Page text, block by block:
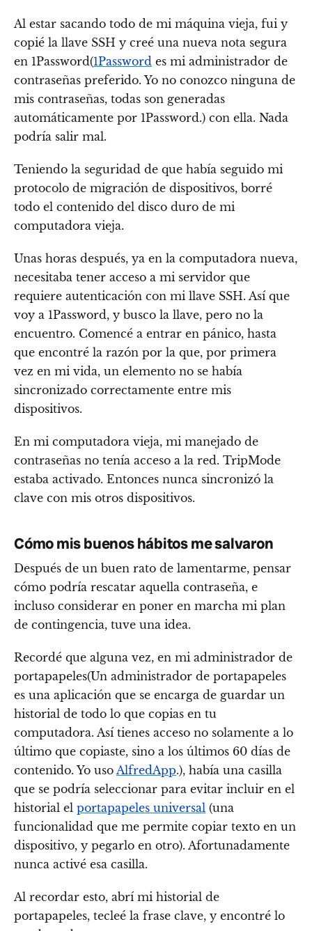
Al estar sacando todo de mi máquina vieja, fui y
copié la llave SSH y creé una nueva nota segura
en 1Password(1Password es mi administrador de
contraseñas preferido. Yo no conozco ninguna de
mis contraseñas, todas son generadas
automáticamente por 1Password.) con ella. Nada
podría salir mal.
Teniendo la seguridad de que había seguido mi
protocolo de migración de dispositivos, borré
todo el contenido del disco duro de mi
computadora vieja.
Unas horas después, ya en la computadora nueva,
necesitaba tener acceso a mi servidor que
requiere autenticación con mi llave SSH. Así que
voy a 1Password, y busco la llave, pero no la
encuentro. Comencé a entrar en pánico, hasta
que encontré la razón por la que, por primera
vez en mi vida, un elemento no se había
sincronizado correctamente entre mis
dispositivos.
En mi computadora vieja, mi manejado de
contraseñas no tenía acceso a la red. TripMode
estaba activado. Entonces nunca sincronizó la
clave con mis otros dispositivos.
Cómo mis buenos hábitos me salvaron
Después de un buen rato de lamentarme, pensar
cómo podría rescatar aquella contraseña, e
incluso considerar en poner en marcha mi plan
de contingencia, tuve una idea.
Recordé que alguna vez, en mi administrador de
portapapeles(Un administrador de portapapeles
es una aplicación que se encarga de guardar un
historial de todo lo que copias en tu
computadora. Así tienes acceso no solamente a lo
último que copiaste, sino a los últimos 60 días de
contenido. Yo uso AlfredApp.), había una casilla
que se podría seleccionar para evitar incluir en el
historial el portapapeles universal (una
funcionalidad que me permite copiar texto en un
dispositivo, y pegarlo en otro). Afortunadamente
nunca activé esa casilla.
Al recordar esto, abrí mi historial de
portapapeles, tecleé la frase clave, y encontré lo